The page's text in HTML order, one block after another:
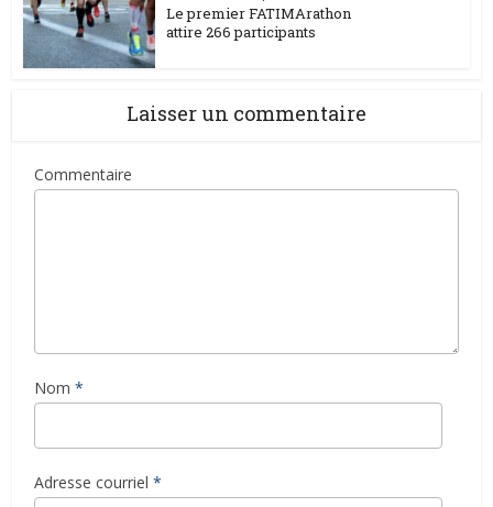
Le premier FATIMArathon
attire 266 participants
Laisser un commentaire
Commentaire
Nom *
Adresse courriel *